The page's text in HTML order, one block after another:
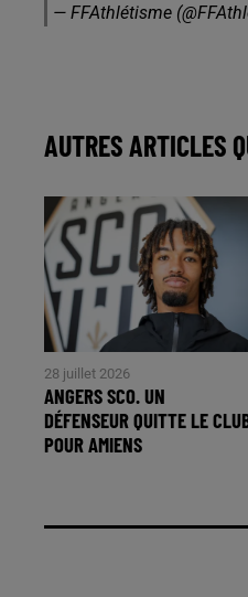
— FFAthlétisme
AUTRES ARTICLES
28 juillet 2026
ANGERS SCO. UN
DÉFENSEUR QUITTE LE
POUR AMIENS